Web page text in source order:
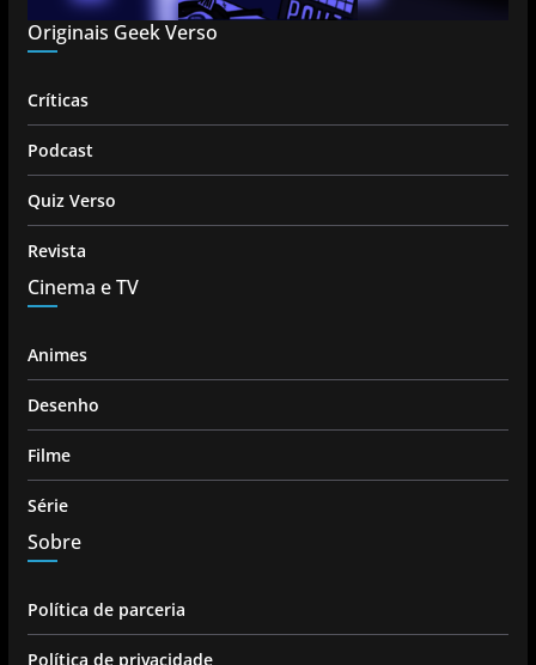
Originais Geek Verso
Críticas
Podcast
Quiz Verso
Revista
Cinema e TV
Animes
Desenho
Filme
Série
Sobre
Política de parceria
Política de privacidade